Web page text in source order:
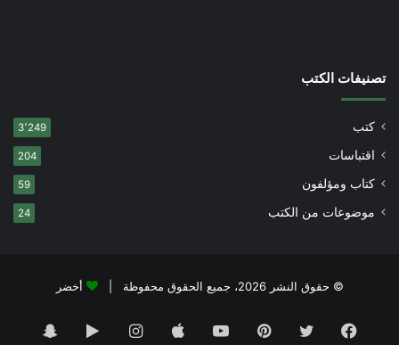
تصنيفات الكتب
كتب 3٬249
اقتباسات 204
كتاب ومؤلفون 59
موضوعات من الكتب 24
© حقوق النشر 2026، جميع الحقوق محفوظة | أخضر
فيسبوك تويتر بينتيريستيوتيوب انستقرام‏Googleسناب